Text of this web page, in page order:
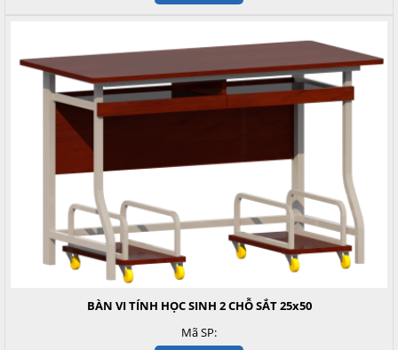
BÀN VI TÍNH HỌC SINH 2 CHỖ SẮT 25x50
Mã SP: